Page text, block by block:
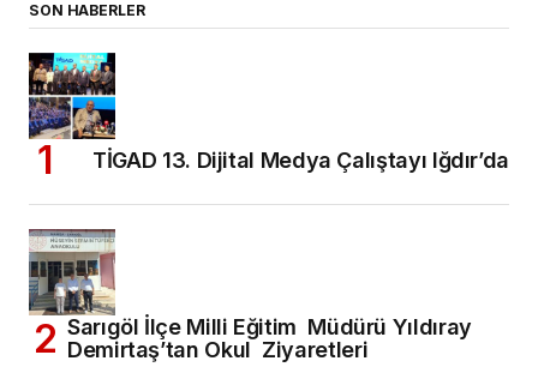
SON HABERLER
TİGAD 13. Dijital Medya Çalıştayı Iğdır’da
Sarıgöl İlçe Milli Eğitim Müdürü Yıldıray
Demirtaş’tan Okul Ziyaretleri